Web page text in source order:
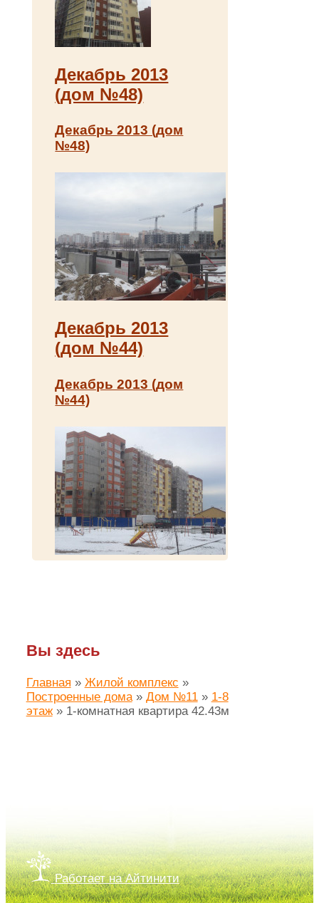
Декабрь 2013
(дом №48)
Декабрь 2013 (дом
№48)
Декабрь 2013
(дом №44)
Декабрь 2013 (дом
№44)
Вы здесь
Главная » Жилой комплекс »
Построенные дома» Дом №11» 1-8
этаж» 1-комнатная квартира 42.43м
Работает на Айтинити